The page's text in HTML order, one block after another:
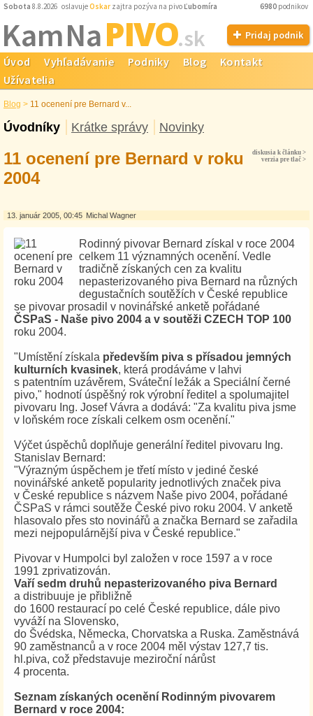
Sobota 8.8.2026 oslavujeOskar zajtra pozýva na pivo Ľubomíra 6980 podnikov
Kam NaPIVO.sk Pridaj podnik
Úvod Vyhľadávanie Podniky Blog
Kontakt
Užívatelia
Blog > 11 ocenení pre Bernard v...
Úvodníky Krátke správy Novinky
diskusia k článku >
verzia pre tlač >
11 ocenení pre Bernard v roku
2004
13. január 2005, 00:45 Michal Wagner
Rodinný pivovar Bernard získal v roce 2004
celkem 11 významných ocenění. Vedle
tradičně získaných cen za kvalitu
nepasterizovaného piva Bernard na různých
degustačních soutěžích v České republice
se pivovar prosadil v novinářské anketě pořádané
ČSPaS - Naše pivo 2004 a v soutěži CZECH TOP 100
roku 2004.
"Umístění získala především piva s přísadou jemných
kulturních kvasinek, která prodáváme v lahvi
s patentním uzávěrem, Sváteční ležák a Speciální černé
pivo," hodnotí úspěšný rok výrobní ředitel a spolumajitel
pivovaru Ing. Josef Vávra a dodává: "Za kvalitu piva jsme
v loňském roce získali celkem osm ocenění."
Výčet úspěchů doplňuje generální ředitel pivovaru Ing.
Stanislav Bernard:
"Výrazným úspěchem je třetí místo v jediné české
novinářské anketě popularity jednotlivých značek piva
v České republice s názvem Naše pivo 2004, pořádané
ČSPaS v rámci soutěže České pivo roku 2004. V anketě
hlasovalo přes sto novinářů a značka Bernard se zařadila
mezi nejpopulárnější piva v České republice."
Pivovar v Humpolci byl založen v roce 1597 a v roce
1991 zprivatizován.
Vaří sedm druhů nepasterizovaného piva Bernard
a distribuuje je přibližně
do 1600 restaurací po celé České republice, dále pivo
vyváží na Slovensko,
do Švédska, Německa, Chorvatska a Ruska. Zaměstnává
90 zaměstnanců a v roce 2004 měl výstav 127,7 tis.
hl.piva, což představuje meziroční nárůst
4 procenta.
Seznam získaných ocenění Rodinným pivovarem
Bernard v roce 2004: